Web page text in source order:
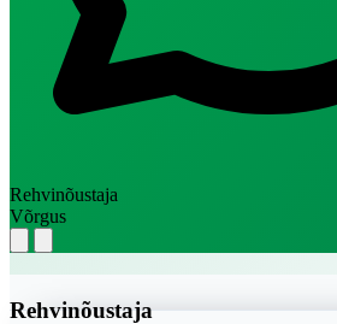
Rehvinõustaja
Võrgus
Rehvinõustaja